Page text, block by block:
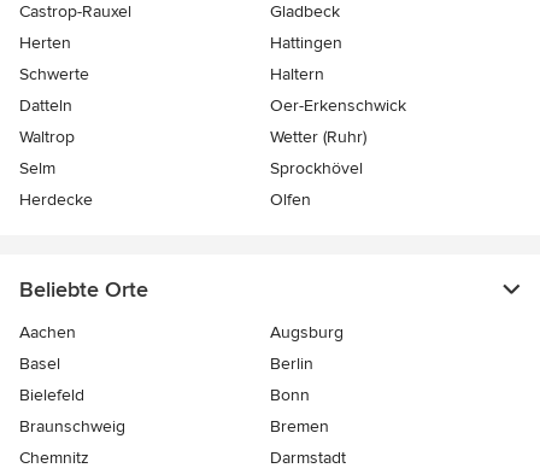
Castrop-Rauxel
Gladbeck
Herten
Hattingen
Schwerte
Haltern
Datteln
Oer-Erkenschwick
Waltrop
Wetter (Ruhr)
Selm
Sprockhövel
Herdecke
Olfen
Beliebte Orte
Aachen
Augsburg
Basel
Berlin
Bielefeld
Bonn
Braunschweig
Bremen
Chemnitz
Darmstadt